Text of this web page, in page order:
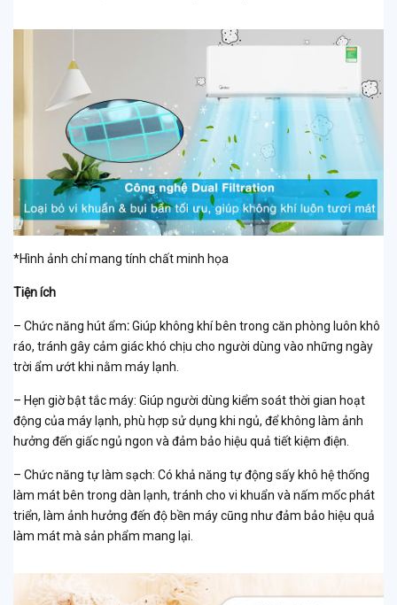
*Hình ảnh chỉ mang tính chất minh họa
Tiện ích
– Chức năng hút ẩm:Giúp không khí bên trong căn phòng luôn khô
ráo, tránh gây cảm giác khó chịu cho người dùng vào những ngày
trời ẩm ướt khi nằm máy lạnh.
– Hẹn giờ bật tắc máy: Giúp người dùng kiểm soát thời gian hoạt
động của máy lạnh, phù hợp sử dụng khi ngủ, để không làm ảnh
hưởng đến giấc ngủ ngon và đảm bảo hiệu quả tiết kiệm điện.
– Chức năng tự làm sạch: Có khả năng tự động sấy khô hệ thống
làm mát bên trong dàn lạnh, tránh cho vi khuẩn và nấm mốc phát
triển, làm ảnh hưởng đến độ bền máy cũng như đảm bảo hiệu quả
làm mát mà sản phẩm mang lại.